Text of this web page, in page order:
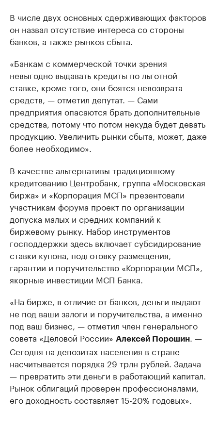
В числе двух основных сдерживающих факторов
он назвал отсутствие интереса со стороны
банков, а также рынков сбыта.
«Банкам с коммерческой точки зрения
невыгодно выдавать кредиты по льготной
ставке, кроме того, они боятся невозврата
средств, — отметил депутат. — Сами
предприятия опасаются брать дополнительные
средства, потому что потом некуда будет девать
продукцию. Увеличить рынки сбыта, может, даже
более необходимо».
В качестве альтернативы традиционному
кредитованию Центробанк, группа «Московская
биржа» и «Корпорация МСП» презентовали
участникам форума проект по организации
допуска малых и средних компаний к
биржевому рынку. Набор инструментов
господдержки здесь включает субсидирование
ставки купона, подготовку размещения,
гарантии и поручительство «Корпорации МСП»,
якорные инвестиции МСП Банка.
«На бирже, в отличие от банков, деньги выдают
не под ваши залоги и поручительства, а именно
под ваш бизнес, — отметил член генерального
совета «Деловой России» Алексей Порошин . —
Сегодня на депозитах населения в стране
насчитывается порядка 29 трлн рублей. Задача
— превратить эти деньги в работающий капитал.
Рынок облигаций проверен профессионалами,
его доходность составляет 15-20% годовых».